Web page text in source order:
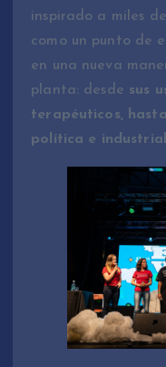
inspirado a miles
como un punto de
en una nueva
planta: desde sus
terapéuticos,
política e